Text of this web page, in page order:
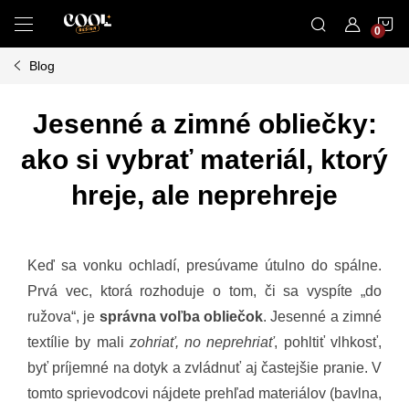
obsah
Blog
Jesenné a zimné obliečky:
ako si vybrať materiál, ktorý
hreje, ale neprehreje
Keď sa vonku ochladí, presúvame útulno do spálne.
Prvá vec, ktorá rozhoduje o tom, či sa vyspíte „do
ružova“, je správna voľba obliečok. Jesenné a zimné
textílie by mali zohriať, no neprehriať, pohltiť vlhkosť,
byť príjemné na dotyk a zvládnuť aj častejšie pranie. V
tomto sprievodcovi nájdete prehľad materiálov (bavlna,